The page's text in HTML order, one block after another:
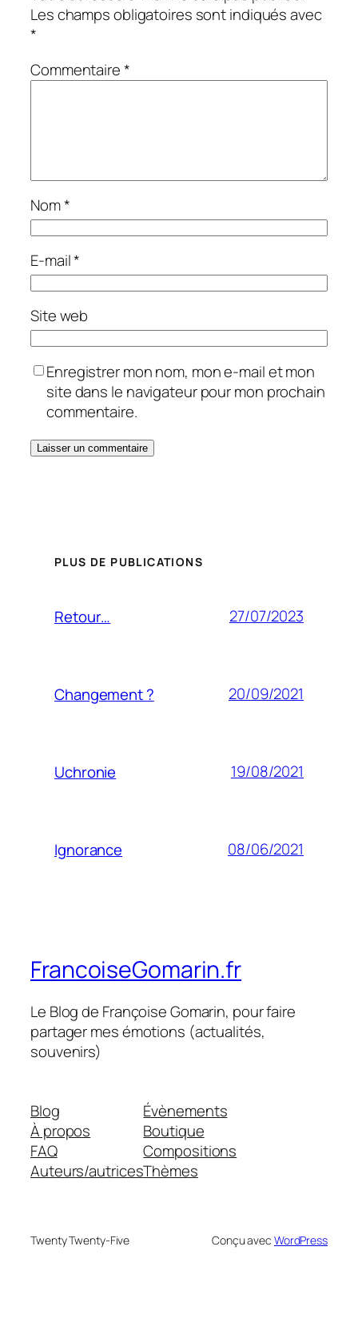
Les champs obligatoires sont indiqués avec
*
Commentaire*
Nom*
E-mail*
Site web
Enregistrer mon nom, mon e-mail et mon
site dans le navigateur pour mon prochain
commentaire.
PLUS DE PUBLICATIONS
Retour… 27/07/2023
Changement ? 20/09/2021
Uchronie 19/08/2021
Ignorance 08/06/2021
FrancoiseGomarin.fr
Le Blog de Françoise Gomarin, pour faire
partager mes émotions (actualités,
souvenirs)
Blog
À propos
FAQ
Auteurs/autrices
Évènements
Boutique
Compositions
Thèmes
Twenty Twenty-Five Conçu avec WordPress